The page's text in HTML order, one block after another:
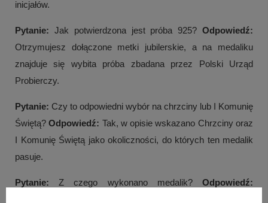
inicjałów.
Pytanie: Jak potwierdzona jest próba 925? Odpowiedź:
Otrzymujesz dołączone metki jubilerskie, a na medaliku
znajduje się wybita próba zbadana przez Polski Urząd
Probierczy.
Pytanie: Czy to odpowiedni wybór na chrzciny lub I Komunię
Świętą?Odpowiedź: Tak, w opisie wskazano Chrzciny oraz
I Komunię Świętą jako okoliczności, do których ten medalik
pasuje.
Pytanie: Z czego wykonano medalik? Odpowiedź: